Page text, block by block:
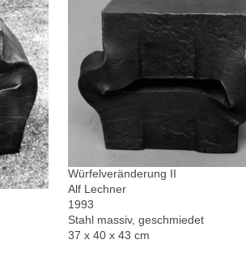
Würfelveränderung II
Alf Lechner
1993
Stahl massiv, geschmiedet
37 x 40 x 43 cm